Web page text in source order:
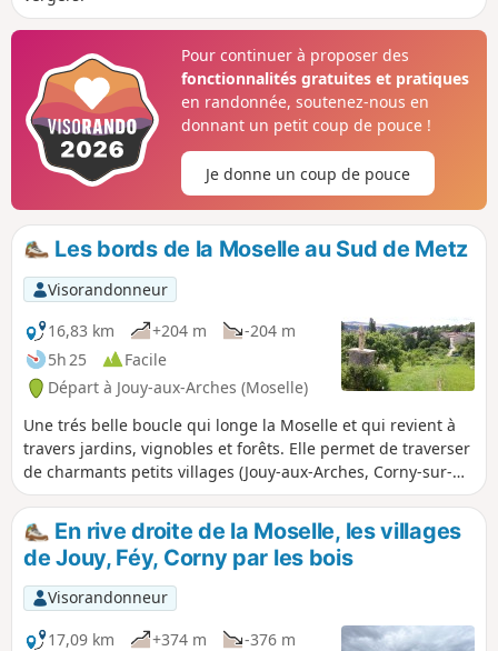
Pour continuer à proposer des
fonctionnalités gratuites et pratiques
en randonnée, soutenez-nous en
donnant un petit coup de pouce !
Je donne un coup de pouce
Les bords de la Moselle au Sud de Metz
Visorandonneur
16,83 km
+204 m
-204 m
5h 25
Facile
Départ à Jouy-aux-Arches (Moselle)
Une trés belle boucle qui longe la Moselle et qui revient à
travers jardins, vignobles et forêts. Elle permet de traverser
de charmants petits villages (Jouy-aux-Arches, Corny-sur-
Moselle, Novéant-sur-Moselle, Dornot et Ancy-sur-Moselle )
avec de beaux points de vue surplombants la Moselle.
En rive droite de la Moselle, les villages
de Jouy, Féy, Corny par les bois
Visorandonneur
17,09 km
+374 m
-376 m